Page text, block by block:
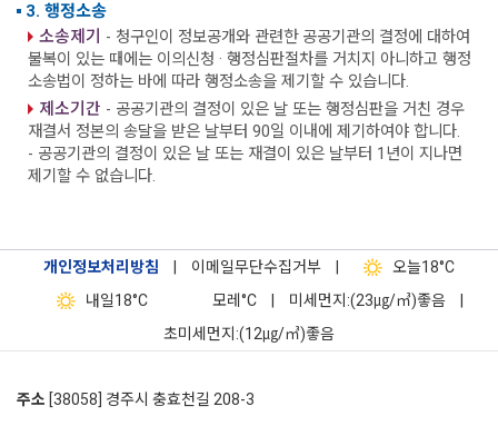
3. 행정소송
소송제기
- 청구인이 정보공개와 관련한 공공기관의 결정에 대하여
불복이 있는 때에는 이의신청 · 행정심판절차를 거치지 아니하고 행정
소송법이 정하는 바에 따라 행정소송을 제기할 수 있습니다.
제소기간 - 공공기관의 결정이 있은 날 또는 행정심판을 거친 경우
재결서 정본의 송달을 받은 날부터 90일 이내에 제기하여야 합니다.
- 공공기관의 결정이 있은 날 또는 재결이 있은 날부터 1년이 지나면
제기할 수 없습니다.
개인정보처리방침 이메일무단수집거부 오늘18°C
내일18°C 모레 °C 미세먼지:(23㎍/㎥)좋음
초미세먼지:(12㎍/㎥)좋음
주소 [38058] 경주시 충효천길 208-3